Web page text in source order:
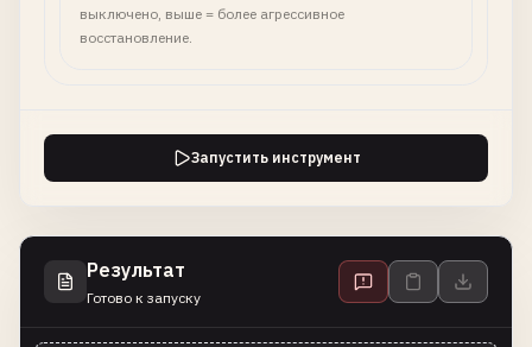
выключено, выше = более агрессивное
восстановление.
Запустить инструмент
Результат
Готово к запуску